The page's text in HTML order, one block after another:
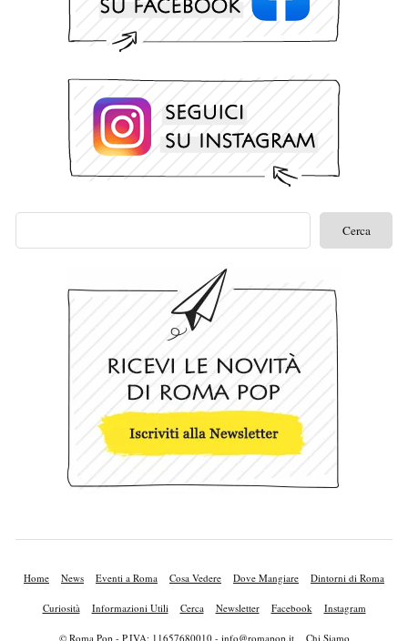
Home News Eventi a Roma Cosa Vedere Dove Mangiare Dintorni di Roma
Curiosità Informazioni Utili Cerca Newsletter Facebook Instagram
© Roma Pop - P.IVA: 11657680010 - info@romapop.it Chi Siamo